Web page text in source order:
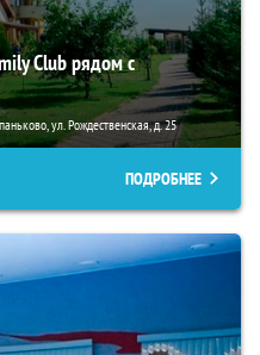
Club рядом с
ул. Рождественская, д. 25
ПОДРОБНЕЕ